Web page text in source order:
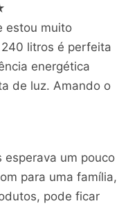
estou muito
litros é perfeita
energética
de luz. Amando o
esperava um pouco
para uma família,
pode ficar